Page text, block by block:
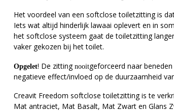
Het voordeel van een softclose toiletzitting is
Iets wat altijd hinderlijk lawaai oplevert en in
het softclose systeem gaat de toiletzitting
vaker gekozen bij het toilet.
Opgelet! De zitting nooitgeforceerd naar
negatieve effect/invloed op de duurzaamheid
Creavit Freedom softclose toiletzitting is te
Mat antraciet, Mat Basalt, Mat Zwart en Glans